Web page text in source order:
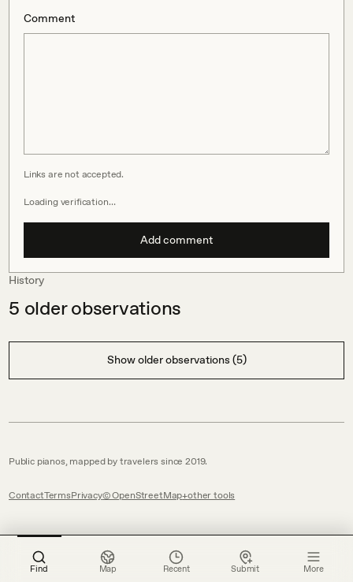
Comment
Links are not accepted.
Loading verification…
Add comment
History
5 older observations
Show older observations (5)
Public pianos, mapped by travelers since 2019.
ContactTermsPrivacy© OpenStreetMap other tools
Find Map Recent Submit More